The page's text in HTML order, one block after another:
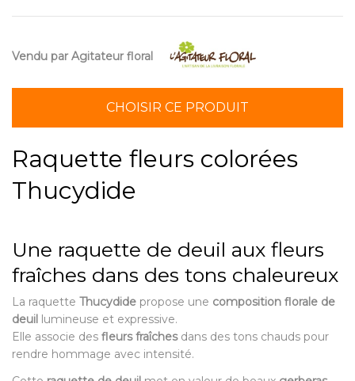
Vendu par Agitateur floral
CHOISIR CE PRODUIT
Raquette fleurs colorées
Thucydide
Une raquette de deuil aux fleurs
fraîches dans des tons chaleureux
La raquette Thucydide propose une composition florale de
deuil lumineuse et expressive.
Elle associe des fleurs fraîchesdans des tons chauds pour
rendre hommage avec intensité.